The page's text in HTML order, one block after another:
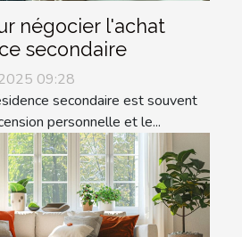
négocier l'achat
secondaire
09:28
secondaire est souvent
personnelle et le...